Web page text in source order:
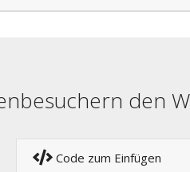
den
Code zum Einfügen